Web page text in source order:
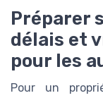
Préparer
délais et
pour les
Pour un